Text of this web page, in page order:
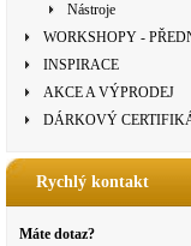
Nástroje
WORKSHOPY -
INSPIRACE
AKCE A VÝPRODEJ
DÁRKOVÝ
Rychlý kontakt
Máte dotaz?